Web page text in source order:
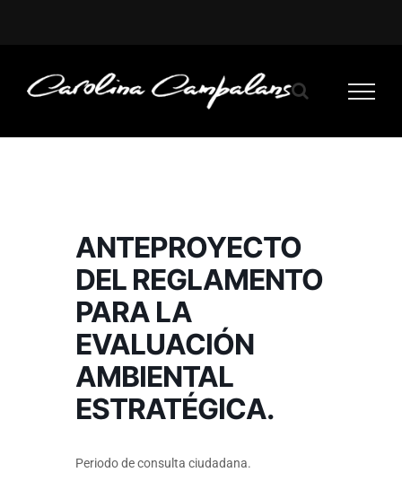
ANTEPROYECTO
DEL REGLAMENTO
PARA LA
EVALUACIÓN
AMBIENTAL
ESTRATÉGICA.
Periodo de consulta ciudadana.